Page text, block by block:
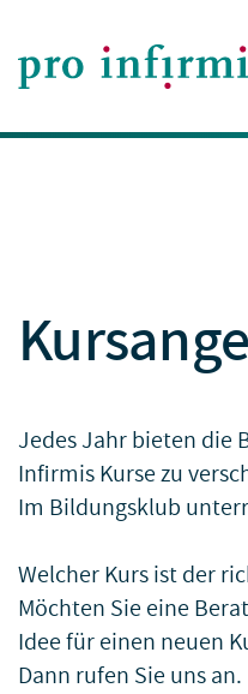
Jedes Jahr bieten die
Infirmis Kurse zu
Im Bildungsklub
Welcher Kurs ist der
Möchten Sie eine
Idee für einen neuen
Dann rufen Sie uns an.